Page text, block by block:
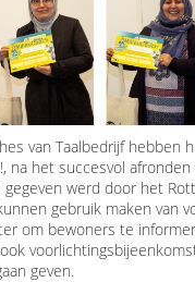
van Taalbedrijf hebben
na het succesvol
gegeven werd door het
gebruik maken van
om bewoners te
geven.